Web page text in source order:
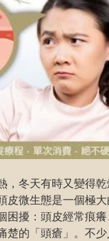
，冬天有時又變得
皮微生態是一個極
困擾：頭皮經常痕
楚的「頭瘡」。不